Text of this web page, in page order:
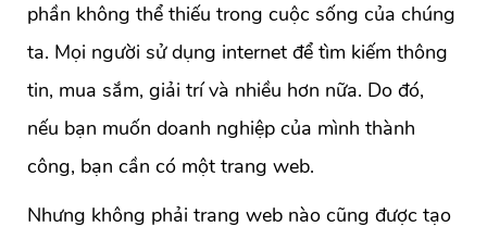
phần không thể thiếu trong cuộc sống của chúng
ta. Mọi người sử dụng internet để tìm kiếm thông
tin, mua sắm, giải trí và nhiều hơn nữa. Do đó,
nếu bạn muốn doanh nghiệp của mình thành
công, bạn cần có một trang web.
Nhưng không phải trang web nào cũng được tạo